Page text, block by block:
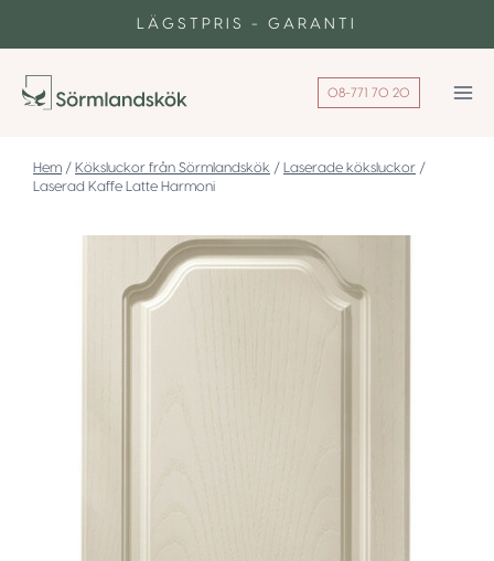
LÄGSTPRIS - GARANTI
08-771 70 20
/ Köksluckor från Sörmlandskök / Laserade köksluckor /
Laserad Kaffe Latte Harmoni